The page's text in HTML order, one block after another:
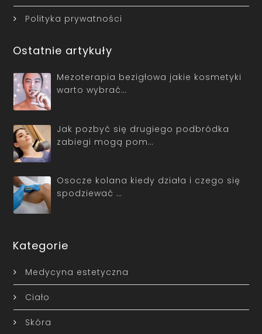
Polityka prywatności
Ostatnie artykuły
Mezoterapia bezigłowa jakie kosmetyki
warto wybrać…
Jak pozbyć się drugiego podbródka
zabiegi mogą pom…
Osocze kolana kiedy działa i czego się
spodziewać …
Kategorie
Medycyna estetyczna
Ciało
Skóra